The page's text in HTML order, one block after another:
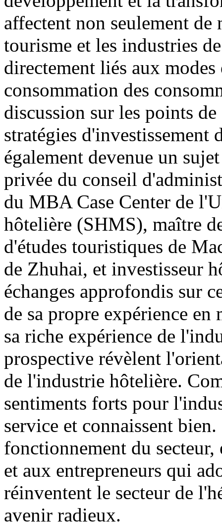
affectent non seulement
tourisme et les industries
directement liés aux
consommation des
discussion sur les points
stratégies d'investissement
également devenue un
privée du conseil
du MBA Case Center de
hôtelière (SHMS), maître
d'études touristiques de
de Zhuhai, et investisseur
échanges approfondis sur
de sa propre expérience
sa riche expérience de
prospective révèlent
de l'industrie hôtelière.
sentiments forts pour
service et connaissent
fonctionnement du
et aux entrepreneurs qui
réinventent le secteur de
avenir radieux.